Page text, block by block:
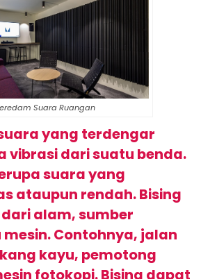
Suara Ruangan
arayang terdengar
vibrasidarisuatu benda.
upasuarayang
ataupun rendah.Bising
darialam,sumber
mesin.Contohnya, jalan
ang kayu, pemotong
in fotokopi.Bising dapat